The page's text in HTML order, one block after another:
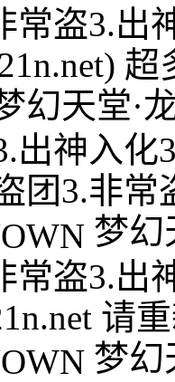
常盗3.出
幻天堂·
出神入化
团3.非
梦幻
常盗3.出
请
梦幻